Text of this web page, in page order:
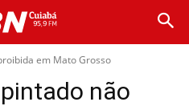
em Mato Grosso
não